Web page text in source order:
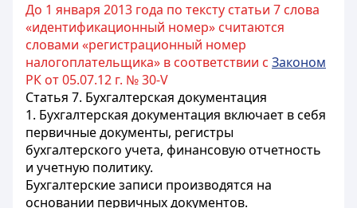
До 1 января 2013 года по тексту статьи 7 слова
«идентификационный номер» считаются
словами «регистрационный номер
налогоплательщика» в соответствии с Законом
РК от 05.07.12 г. № 30-V
Статья 7. Бухгалтерская документация
1. Бухгалтерская документация включает в себя
первичные документы, регистры
бухгалтерского учета, финансовую отчетность
и учетную политику.
Бухгалтерские записи производятся на
основании первичных документов.